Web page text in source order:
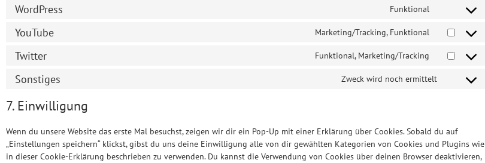
WordPress Funktional
YouTube Marketing/Tracking, Funktional
Twitter Funktional, Marketing/Tracking
Sonstiges Zweck wird noch ermittelt
7. Einwilligung
Wenn du unsere Website das erste Mal besuchst, zeigen wir dir ein Pop-Up mit einer Erklärung über Cookies. Sobald du auf
„Einstellungen speichern“ klickst, gibst du uns deine Einwilligung alle von dir gewählten Kategorien von Cookies und Plugins wie
in dieser Cookie-Erklärung beschrieben zu verwenden. Du kannst die Verwendung von Cookies über deinen Browser deaktivieren,